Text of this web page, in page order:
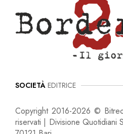
SOCIETÀ EDITRICE
Copyright 2016-2026 ©
riservati | Divisione Quotidiani